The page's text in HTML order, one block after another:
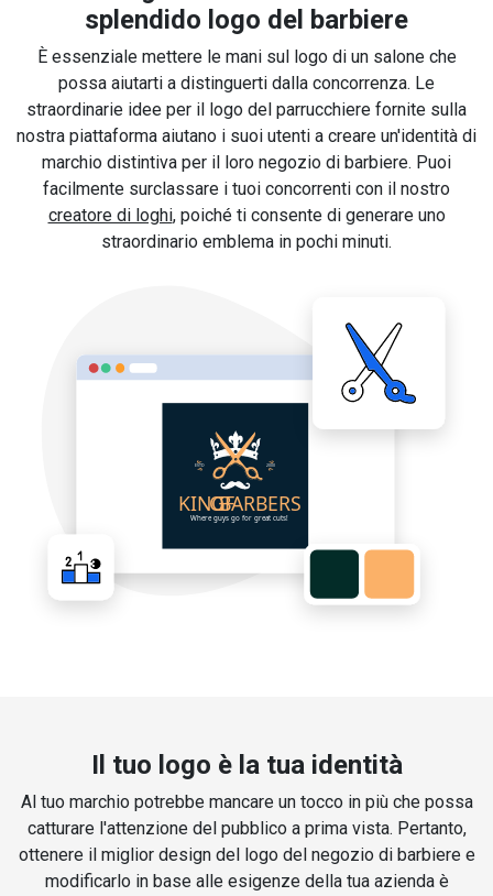
splendido logo del barbiere
È essenziale mettere le mani sul logo di un salone che
possa aiutarti a distinguerti dalla concorrenza. Le
straordinarie idee per il logo del parrucchiere fornite sulla
nostra piattaforma aiutano i suoi utenti a creare un'identità di
marchio distintiva per il loro negozio di barbiere. Puoi
facilmente surclassare i tuoi concorrenti con il nostro
creatore di loghi, poiché ti consente di generare uno
straordinario emblema in pochi minuti.
Il tuo logo è la tua identità
Al tuo marchio potrebbe mancare un tocco in più che possa
catturare l'attenzione del pubblico a prima vista. Pertanto,
ottenere il miglior design del logo del negozio di barbiere e
modificarlo in base alle esigenze della tua azienda è